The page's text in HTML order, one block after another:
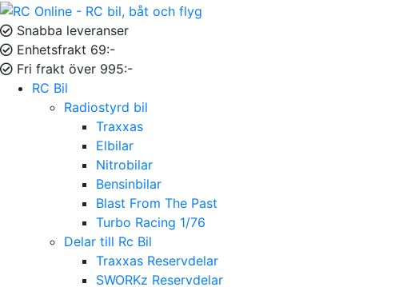
Snabba leveranser
Enhetsfrakt 69:-
Fri frakt över 995:-
RC Bil
Radiostyrd bil
Traxxas
Elbilar
Nitrobilar
Bensinbilar
Blast From The Past
Turbo Racing 1/76
Delar till Rc Bil
Traxxas Reservdelar
SWORKz Reservdelar